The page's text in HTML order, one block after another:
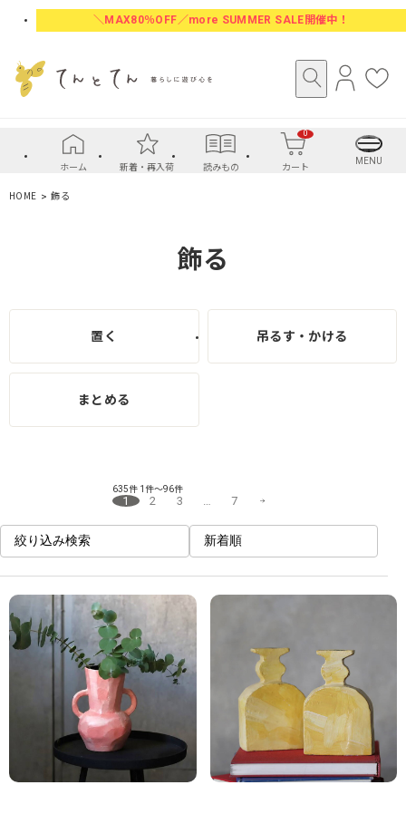
＼MAX80％OFF／more SUMMER SALE開催中！
に
入
り
ホーム 新着・再入荷 読みもの カート
0
MENU
HOME 飾る
飾る
置く 吊るす・かける
まとめる
635件 1件～96件
1 2 3 … 7
絞り込み検索 新着順